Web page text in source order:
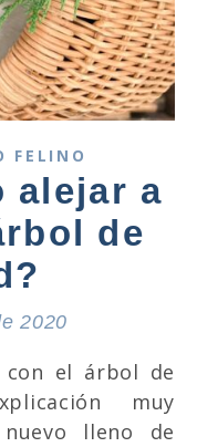
FELINO
alejar a
de
2020
muy
lleno de